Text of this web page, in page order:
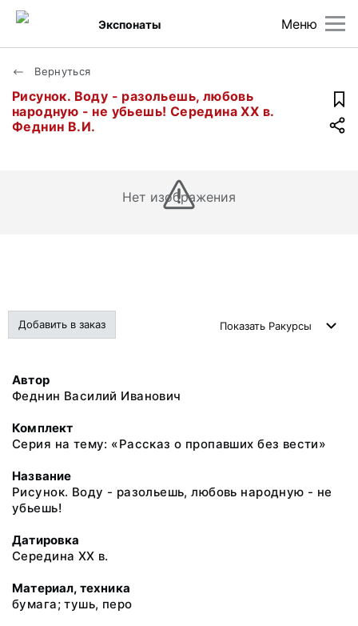
Меню
Экспонаты
Вернуться
Рисунок. Воду - разольешь, любовь
народную - не убьешь! Середина ХХ в.
Феднин В.И.
Нет изображения
Добавить в заказ Показать Ракурсы
Автор
Феднин Василий Иванович
Комплект
Серия на тему: «Рассказ о пропавших без вести»
Название
Рисунок. Воду - разольешь, любовь народную - не
убьешь!
Датировка
Середина ХХ в.
Материал, техника
бумага; тушь, перо